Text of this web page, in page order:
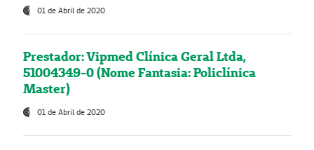
01 de Abril de 2020
Prestador: Vipmed Clínica Geral Ltda,
51004349-0 (Nome Fantasia: Policlínica
Master)
01 de Abril de 2020